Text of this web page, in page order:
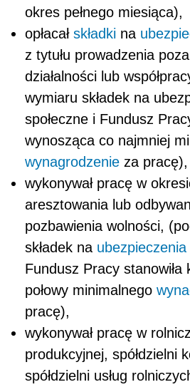
okres pełnego miesiąca),
opłacał składki na
z tytułu prowadzenia
działalności lub
wymiaru składek na
społeczne i Fundusz
wynosząca co najmniej
wynagrodzenie za pracę),
wykonywał pracę w
aresztowania lub
pozbawienia wolności,
składek na ubezpieczenia
Fundusz Pracy stanowiła
połowy minimalnego
pracę),
wykonywał pracę w
produkcyjnej, spółdzielni
spółdzielni usług